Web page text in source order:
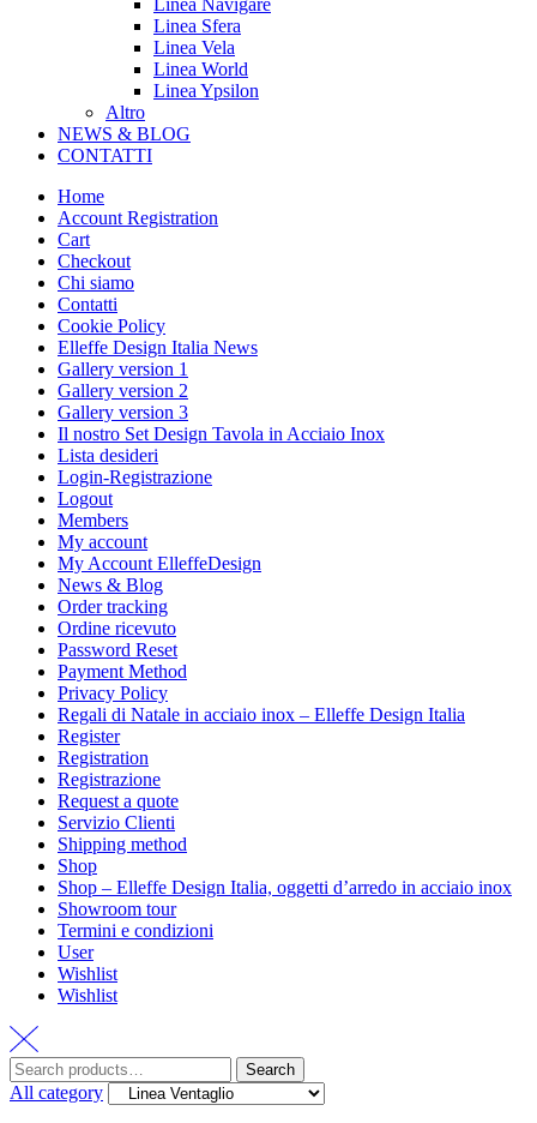
Linea Sfera
Linea Vela
Linea World
Linea Ypsilon
Altro
NEWS & BLOG
CONTATTI
Home
Account Registration
Cart
Checkout
Chi siamo
Contatti
Cookie Policy
Elleffe Design Italia News
Gallery version 1
Gallery version 2
Gallery version 3
Il nostro Set Design Tavola in Acciaio Inox
Lista desideri
Login-Registrazione
Logout
Members
My account
My Account ElleffeDesign
News & Blog
Order tracking
Ordine ricevuto
Password Reset
Payment Method
Privacy Policy
Regali di Natale in acciaio inox – Elleffe Design Italia
Register
Registration
Registrazione
Request a quote
Servizio Clienti
Shipping method
Shop
Shop – Elleffe Design Italia, oggetti d’arredo in acciaio inox
Showroom tour
Termini e condizioni
User
Wishlist
Wishlist
Search
All category